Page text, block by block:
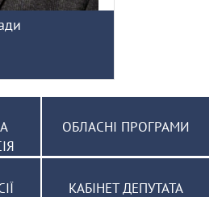
ОБЛАСНІ ПРОГРАМИ
КАБІНЕТ ДЕПУТАТА